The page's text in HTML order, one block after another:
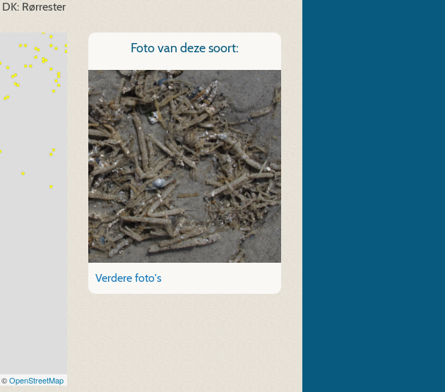
DK: Rørrester
©OpenStreetMap
Foto van deze soort:
Verdere foto's